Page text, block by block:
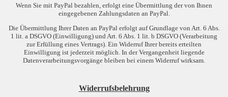
Wenn Sie mit PayPal bezahlen, erfolgt eine Übermittlung der von Ihnen
eingegebenen Zahlungsdaten an PayPal.
Die Übermittlung Ihrer Daten an PayPal erfolgt auf Grundlage von Art. 6 Abs.
1 lit. a DSGVO (Einwilligung) und Art. 6 Abs. 1 lit. b DSGVO (Verarbeitung
zur Erfüllung eines Vertrags). Ein Widerruf Ihrer bereits erteilten
Einwilligung ist jederzeit möglich. In der Vergangenheit liegende
Datenverarbeitungsvorgänge bleiben bei einem Widerruf wirksam.
Widerrufsbelehrung